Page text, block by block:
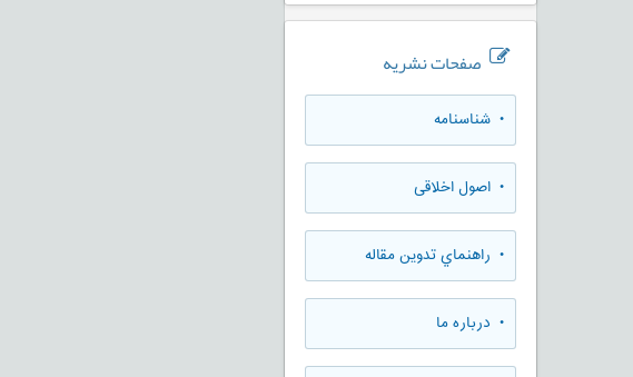
صفحات نشریه
• شناسنامه
• اصول اخلاقی
• راهنماي تدوين مقاله
• درباره ما